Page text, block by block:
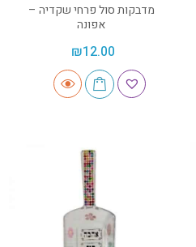
מדבקות סול פרחי שקדיה –
אפונה
₪12.00